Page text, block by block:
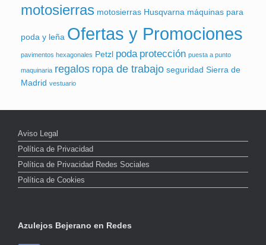
motosierras motosierras Husqvarna máquinas para
poda y leña Ofertas y Promociones
pavimentos hexagonales Petzl poda protección puesta a punto
maquinaria regalos ropa de trabajo seguridad Sierra de
Madrid vestuario
Aviso Legal
Política de Privacidad
Política de Privacidad Redes Sociales
Política de Cookies
Azulejos Bejerano en Redes